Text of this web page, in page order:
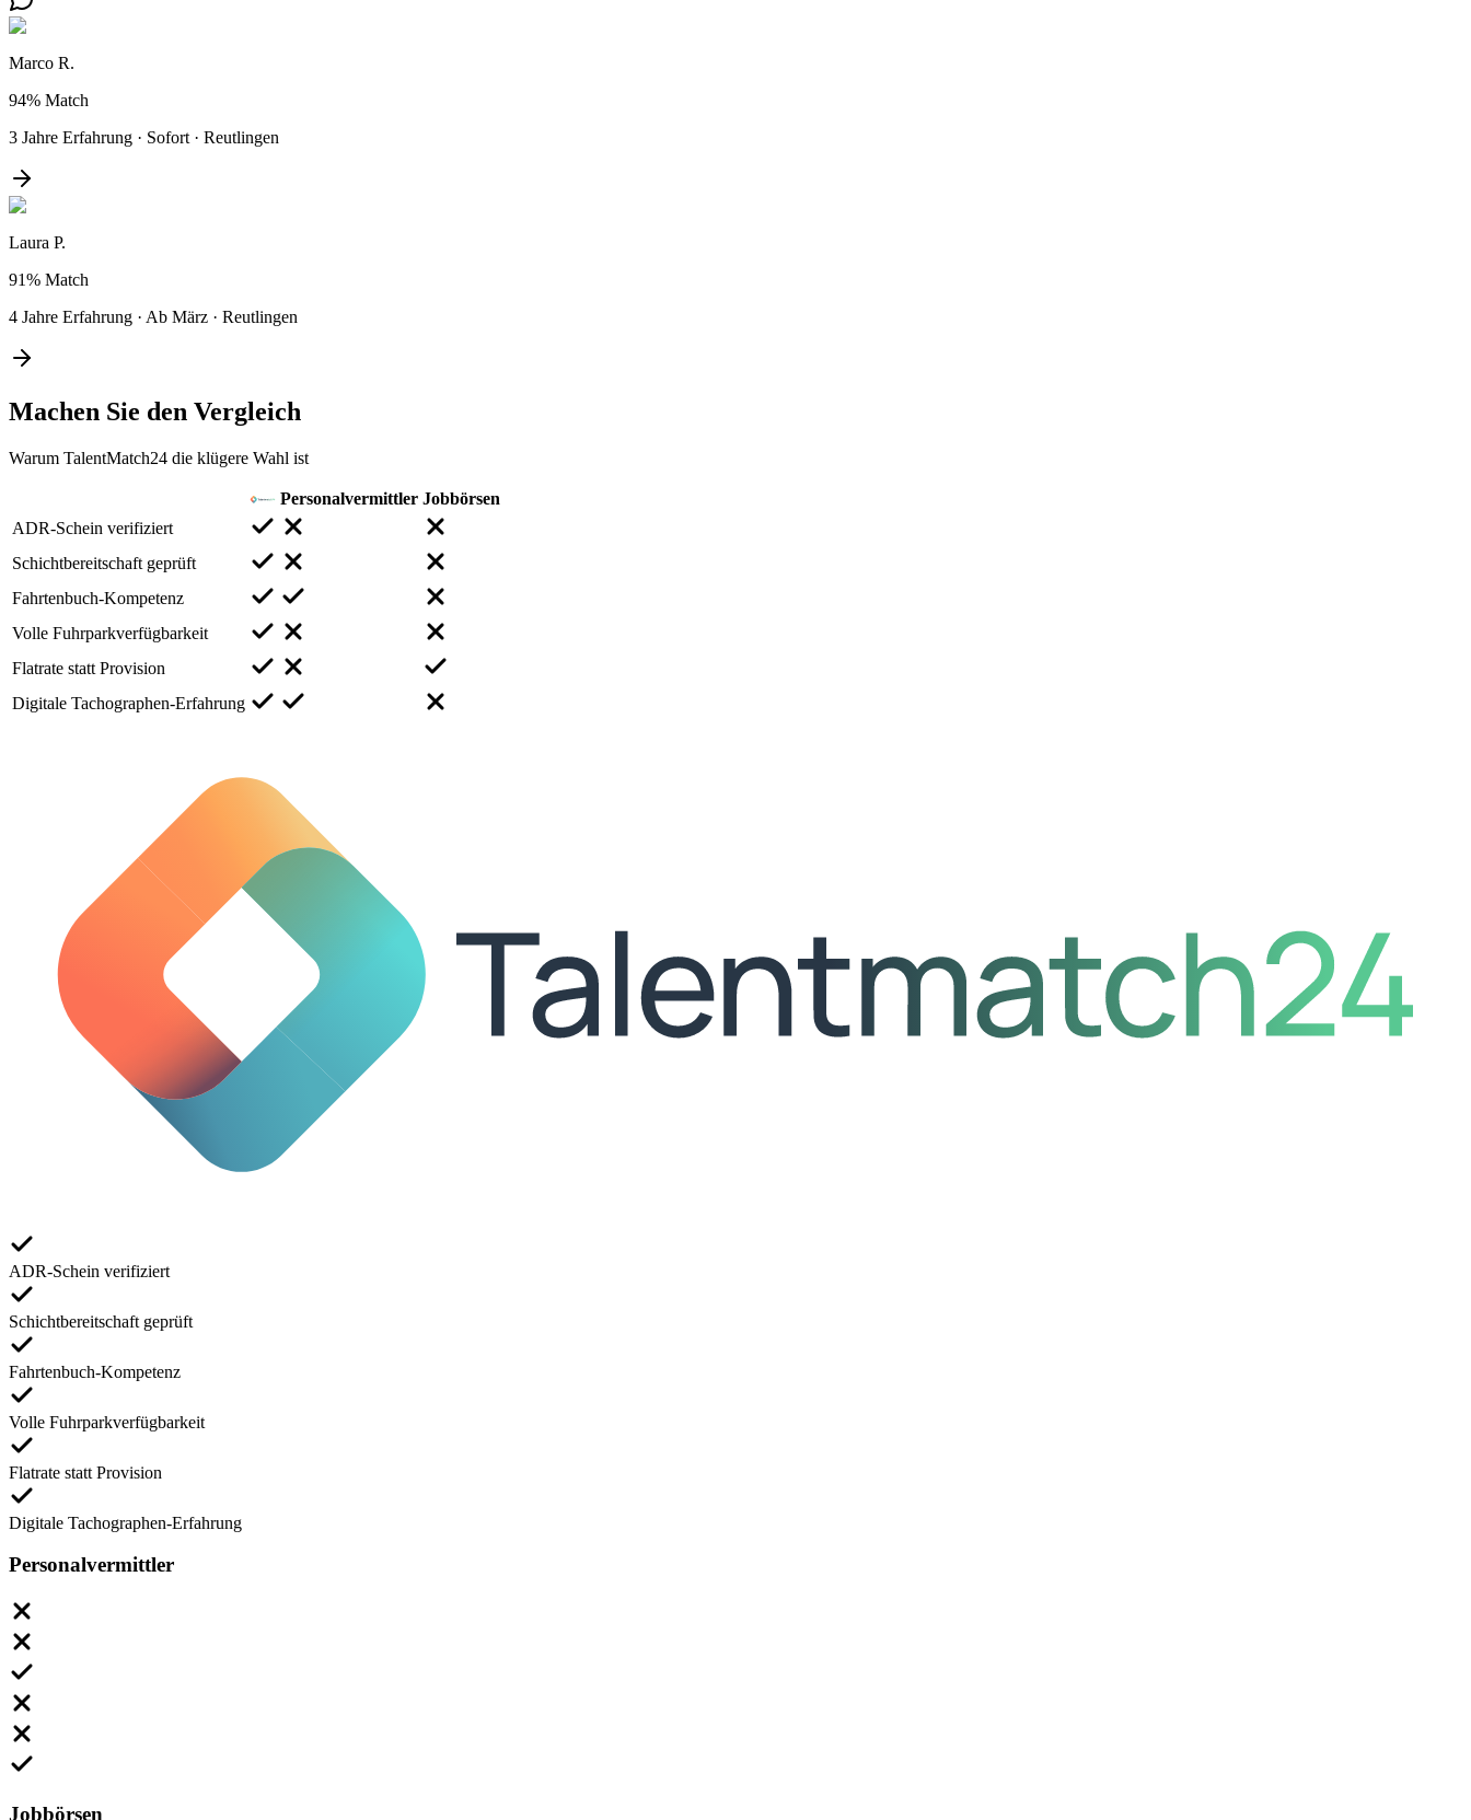
Marco R.
94% Match
3 Jahre Erfahrung · Sofort · Reutlingen
Laura P.
91% Match
4 Jahre Erfahrung · Ab März · Reutlingen
Machen Sie den Vergleich
Warum TalentMatch24 die klügere Wahl ist
Personalvermittler Jobbörsen
ADR-Schein verifiziert
Schichtbereitschaft geprüft
Fahrtenbuch-Kompetenz
Volle Fuhrparkverfügbarkeit
Flatrate statt Provision
Digitale Tachographen-Erfahrung
ADR-Schein verifiziert
Schichtbereitschaft geprüft
Fahrtenbuch-Kompetenz
Volle Fuhrparkverfügbarkeit
Flatrate statt Provision
Digitale Tachographen-Erfahrung
Personalvermittler
Jobbörsen